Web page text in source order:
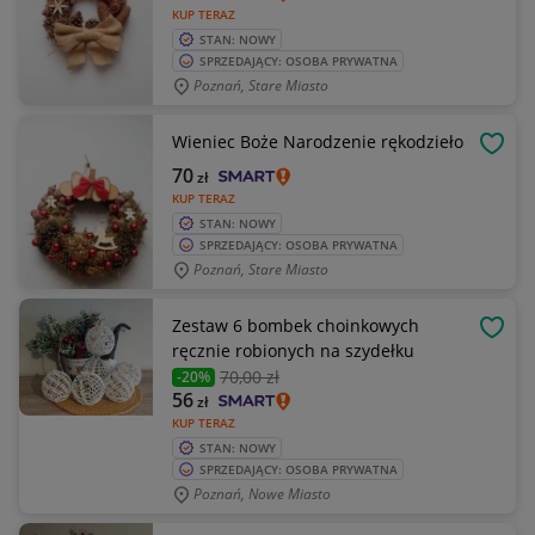
KUP TERAZ
STAN: NOWY
SPRZEDAJĄCY: OSOBA PRYWATNA
Poznań, Stare Miasto
Wieniec Boże Narodzenie rękodzieło
KUP TERAZ
70zł
STAN: NOWY
SPRZEDAJĄCY: OSOBA PRYWATNA
Poznań, Stare Miasto
Zestaw 6 bombek choinkowych
ręcznie robionych na szydełku
-20% 70,00 zł
KUP TERAZ
56zł
STAN: NOWY
SPRZEDAJĄCY: OSOBA PRYWATNA
Poznań, Nowe Miasto